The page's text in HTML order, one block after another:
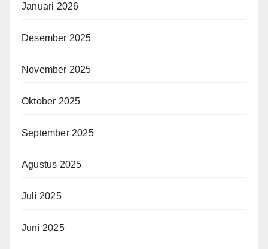
Januari 2026
Desember 2025
November 2025
Oktober 2025
September 2025
Agustus 2025
Juli 2025
Juni 2025